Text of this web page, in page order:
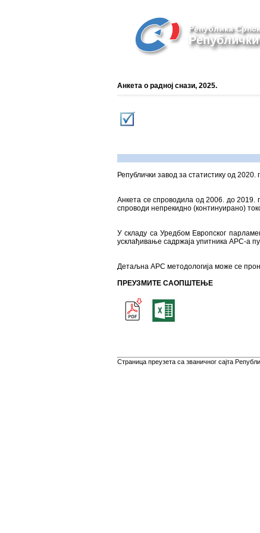
Република
Анкета о радној снази, 2025.
Републички завод за статистику од
Анкета се спроводила од 2006. до 2019.
спроводи непрекидно (континуирано)
У складу са Уредбом Европског
усклађивање садржаја упитника АРС-а
Детаљна АРС методологија може се
ПРЕУЗМИТЕ САОПШТЕЊЕ
Страница преузета са званичног сајта